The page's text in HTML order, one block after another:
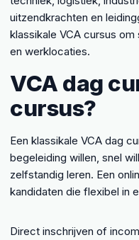
uitzendkrachten en
klassikale VCA cursus
en werklocaties.
VCA dag
cursus?
Een klassikale VCA dag
begeleiding willen, snel
zelfstandig leren. Een
kandidaten die flexibel in
Direct inschrijven of